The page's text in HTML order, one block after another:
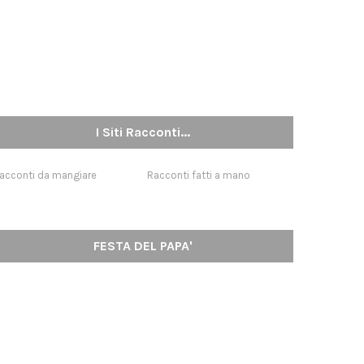
I Siti Racconti...
da mangiare Racconti fatti a mano
FESTA DEL PAPA'